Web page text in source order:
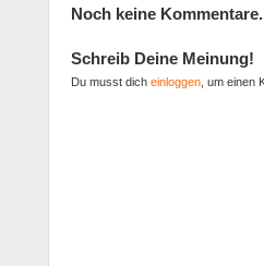
Noch keine
Schreib Deine Meinung!
Du musst dich einloggen , um einen